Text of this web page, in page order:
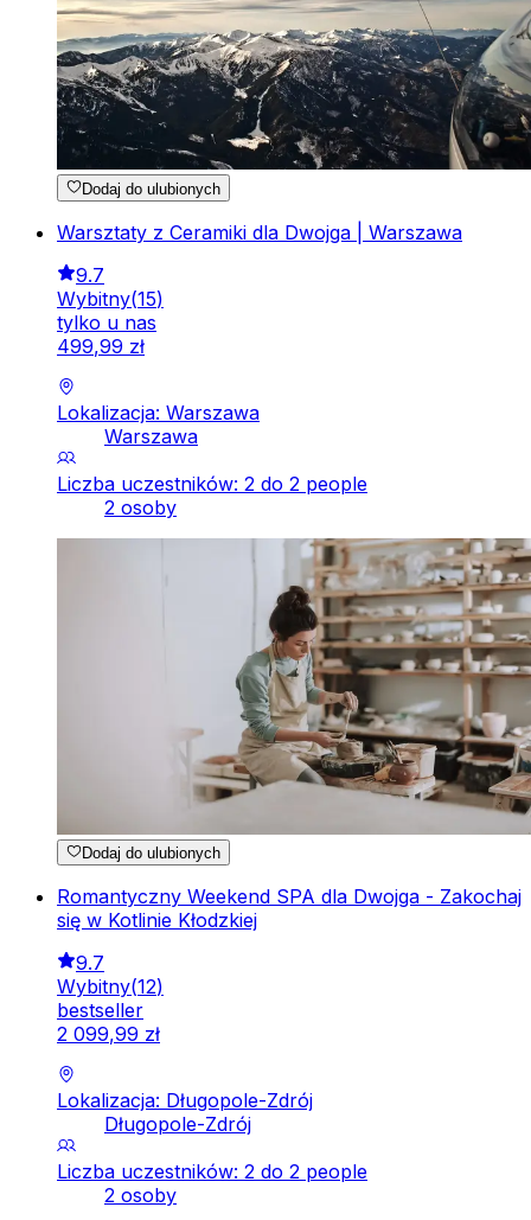
Dodaj do ulubionych
Warsztaty z Ceramiki dla Dwojga | Warszawa
9.7
Wybitny(15)
tylko u nas
499,99 zł
Lokalizacja: Warszawa
Warszawa
Liczba uczestników: 2 do 2 people
2 osoby
Dodaj do ulubionych
Romantyczny Weekend SPA dla Dwojga - Zakochaj
się w Kotlinie Kłodzkiej
9.7
Wybitny(12)
bestseller
2 099,99 zł
Lokalizacja: Długopole-Zdrój
Długopole-Zdrój
Liczba uczestników: 2 do 2 people
2 osoby